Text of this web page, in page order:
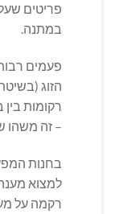
פריטים
במתנה.
פעמים
הזוג
רקומות
– זה משהו
בחנות
למצוא
רקמה על